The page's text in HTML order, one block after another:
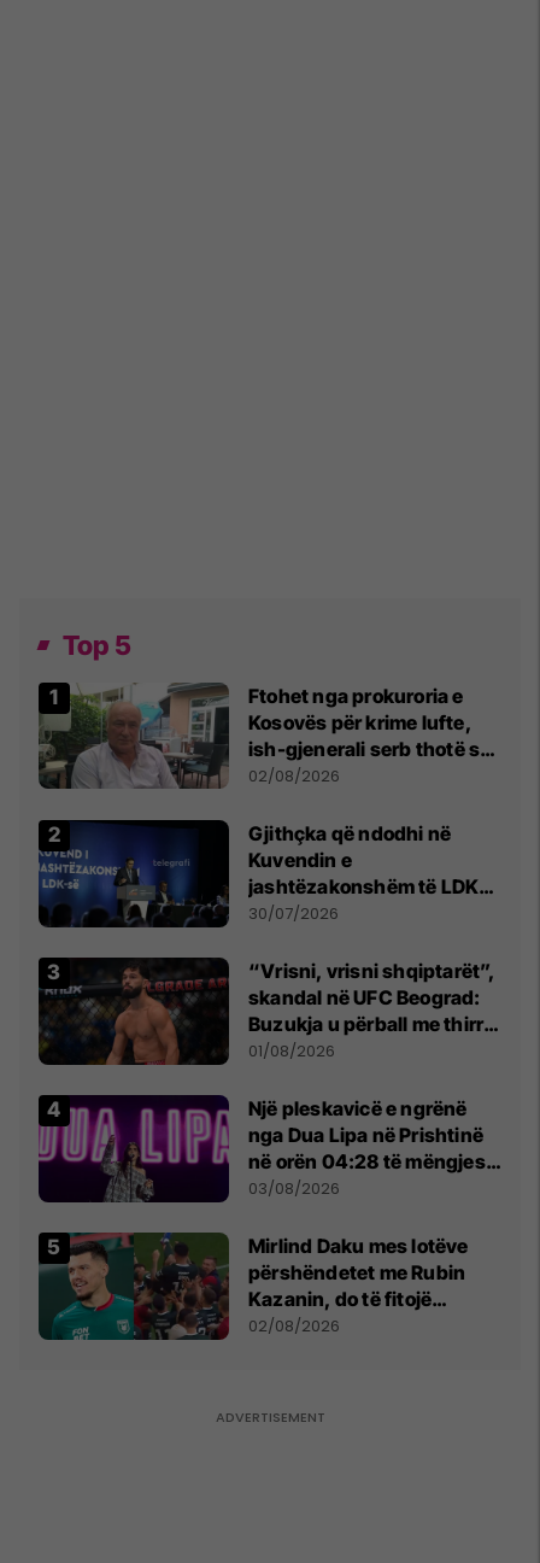
Top 5
Ftohet nga prokuroria e
Kosovës për krime lufte,
ish-gjenerali serb thotë se
dikush e tradhtoi në
02/08/2026
Gjithçka që ndodhi në
Kuvendin e
jashtëzakonshëm të LDK-
së
30/07/2026
“Vrisni, vrisni shqiptarët”,
skandal në UFC Beograd:
Buzukja u përball me thirrje
anti-shqiptare nga
01/08/2026
Një pleskavicë e ngrënë
nga Dua Lipa në Prishtinë
në orën 04:28 të mëngjesit
- dhe bota digjitale serbe
03/08/2026
Mirlind Daku mes lotëve
përshëndetet me Rubin
Kazanin, do të fitojë
miliona te Spartak Moska
02/08/2026